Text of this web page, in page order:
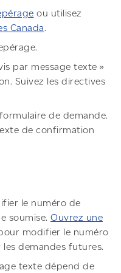
ou utilisez
Canada.
par message texte »
Suivez les directives
de demande.
de confirmation
le numéro de
soumise. Ouvrez une
modifier le numéro
demandes futures.
texte dépend de